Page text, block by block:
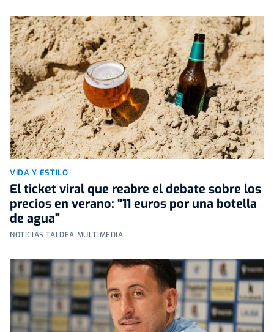
VIDA Y ESTILO
El ticket viral que reabre el debate sobre los
precios en verano: "11 euros por una botella
de agua"
NOTICIAS TALDEA MULTIMEDIA